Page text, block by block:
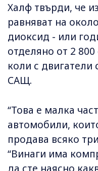
Халф твърди, че
равняват на
диоксид - или
отделяно от 2
коли с двигатели
САЩ.
“Това е малка
автомобили,
продава всяко
“Винаги има